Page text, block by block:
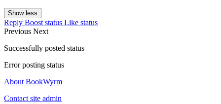
Show less
Reply Boost status Like status
Previous Next
Successfully posted status
Error posting status
About BookWyrm
Contact site admin